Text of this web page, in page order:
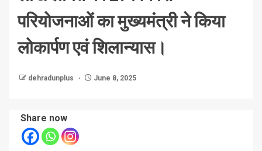
परियोजनाओं का मुख्यमंत्री ने किया
लोकार्पण एवं शिलान्यास।
dehradunplus June 8, 2025
Share now